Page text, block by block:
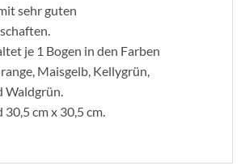
sehr guten
je 1 Bogen in den Farben
Maisgelb, Kellygrün,
Waldgrün.
30,5 cm x 30,5 cm.